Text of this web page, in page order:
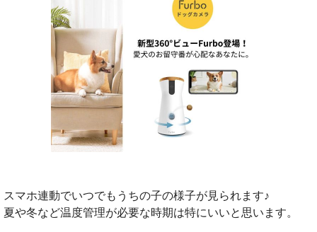
スマホ連動でいつでもうちの子の様子が見られます♪
夏や冬など温度管理が必要な時期は特にいいと思います。